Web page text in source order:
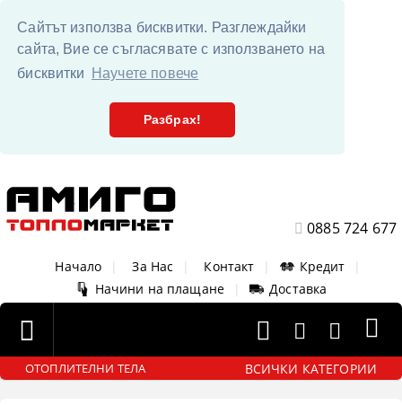
Сайтът използва бисквитки. Разглеждайки
сайта, Вие се съгласявате с използването на
бисквитки
Научете повече
Разбрах!
0885 724 677
Начало За Нас Контакт Кредит
Начини на плащане
Доставка
ОТОПЛИТЕЛНИ ТЕЛА ВСИЧКИ КАТЕГОРИИ